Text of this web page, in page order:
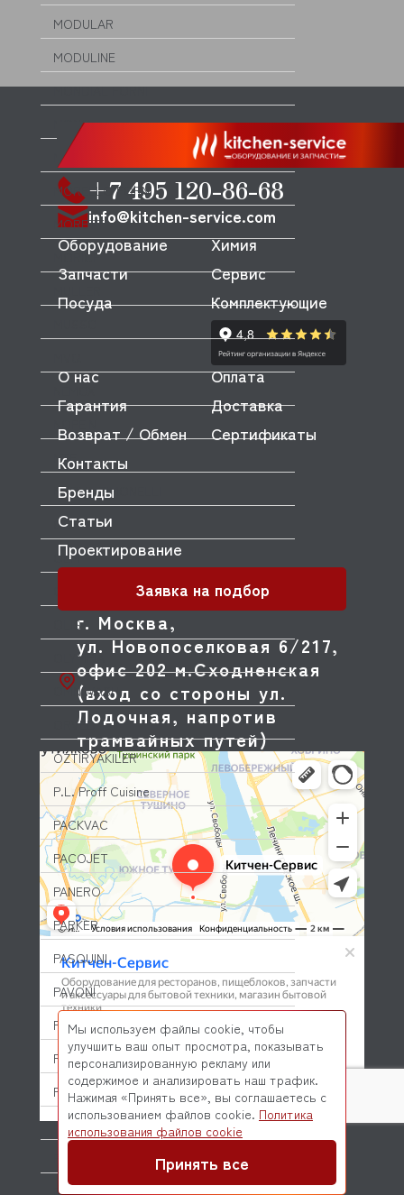
MODULAR
MODULINE
MONDIAL FORNI
MONO
MONOLITH
MORELLO FORNI
MORETTI
MORICE
NTF
NUOVA SIMONELLI
ODE
OEM
OLIS
OLYMPIA
OMNIWASH
ORVED
OZTIRYAKILER
P.L. Proff Cuisine
PACKVAC
PACOJET
PANERO
PARKER
PASQUINI
PAVONI
PIRON
PIZZA-GROUP
PLAS-CONT
POLAIR (ПОЛАИР)
POPCAKE
+7 495 120-86-68
info@kitchen-service.com
г. Москва,
ул. Новопоселковая 6/217,
офис 202 м.Сходненская
(вход со стороны ул.
Лодочная, напротив
трамвайных путей)
Оборудование
Запчасти
Посуда
Химия
Сервис
Комплектующие
О нас
Оплата
Гарантия
Доставка
Возврат / Обмен
Сертификаты
Контакты
Бренды
Статьи
Проектирование
Заявка на подбор
© 2026 Kitchen-Service.com Интернет-магазин запчастей
и оборудования профессиональной кухни
Мы используем файлы cookie, чтобы
улучшить ваш опыт просмотра, показывать
персонализированную рекламу или
содержимое и анализировать наш трафик.
Нажимая «Принять все», вы соглашаетесь с
использованием файлов cookie. Политика
использования файлов cookie
Принять все